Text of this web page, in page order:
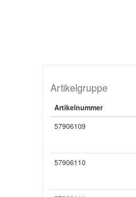
Artikelgruppe
Artikelnummer
57906109
57906110